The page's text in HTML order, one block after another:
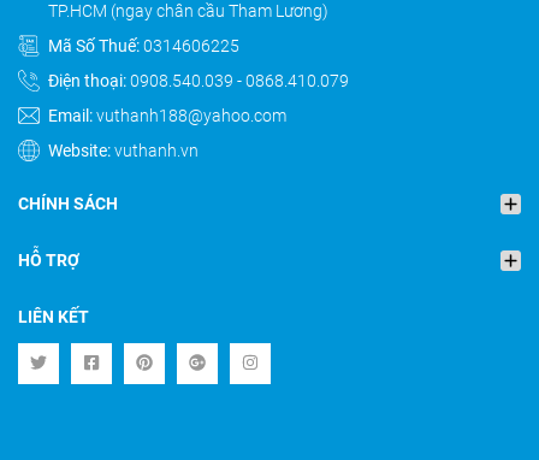
TP.HCM (ngay chân cầu Tham Lương)
Mã Số Thuế:0314606225
Điện thoại:0908.540.039 -0868.410.079
Email:vuthanh188@yahoo.com
Website:vuthanh.vn
CHÍNH SÁCH
HỖ TRỢ
LIÊN KẾT